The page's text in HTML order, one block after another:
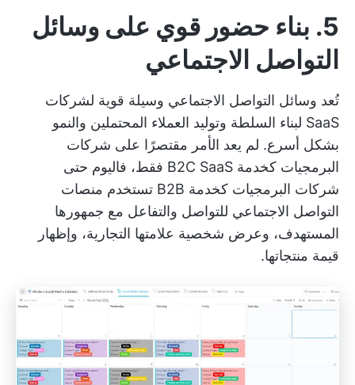
5. بناء حضور قوي على وسائل
التواصل الاجتماعي
تُعد وسائل التواصل الاجتماعي وسيلة قوية لشركات
SaaS لبناء السلطة وتوليد العملاء المحتملين والنمو
بشكل أسرع. لم يعد الأمر مقتصرًا على شركات
البرمجيات كخدمة B2C SaaS فقط، فاليوم حتى
شركات البرمجيات كخدمة B2B تستخدم منصات
التواصل الاجتماعي للتواصل والتفاعل مع جمهورها
المستهدف، وعرض شخصية علامتها التجارية، وإظهار
قيمة منتجاتها.